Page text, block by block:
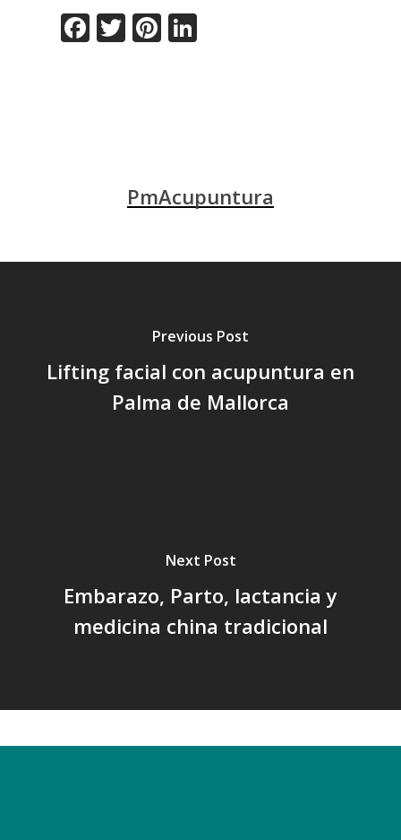
Facebook
TwitterPinterest
PmAcupuntura
Previous Post
Lifting facial con acupuntura en
Palma de Mallorca
Next Post
Embarazo, Parto, lactancia y
medicina china tradicional